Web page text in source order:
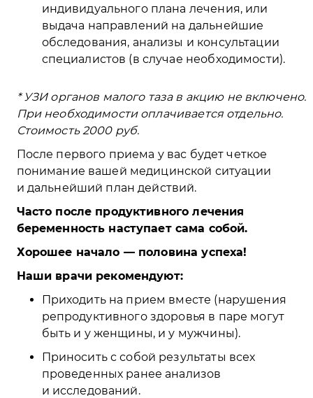
индивидуального плана лечения, или
выдача направлений на дальнейшие
обследования, анализы и консультации
специалистов (в случае необходимости).
* УЗИ органов малого таза в акцию не включено.
При необходимости оплачивается отдельно.
Стоимость 2000 руб.
После первого приема у вас будет четкое
понимание вашей медицинской ситуации
и дальнейший план действий.
Часто после продуктивного лечения
беременность наступает сама собой.
Хорошее начало — половина успеха!
Наши врачи рекомендуют:
Приходить на прием вместе (нарушения
репродуктивного здоровья в паре могут
быть и у женщины, и у мужчины).
Приносить с собой результаты всех
проведенных ранее анализов
и исследований.